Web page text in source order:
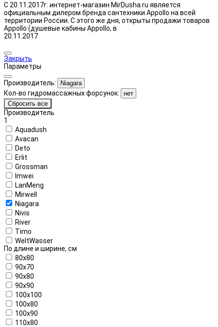
С 20.11.2017г. интернет-магазин MirDusha.ru является
официальным дилером бренда сантехники Appollo на всей
территории России. С этого же дня, открыты продажи товаров
Appollo (душевые кабины Appollo, в
20.11.2017
Закрыть
Параметры
Производитель: Niagara
Кол-во гидромассажных форсунок:
нет
Сбросить все
Производитель
1
Aquadush
Avacan
Deto
Erlit
Grossman
Imwei
LanMeng
Mirwell
Niagara
Nivis
River
Timo
WeltWasser
По длине и ширине, см
80x80
90x70
90x80
90x90
100x100
100x80
100x90
110x80